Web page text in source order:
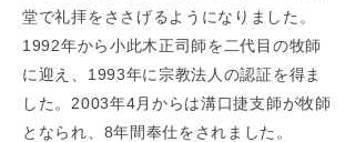
堂で礼拝をささげるようになりました。
1992年から小此木正司師を二代目の牧師
に迎え、1993年に宗教法人の認証を得ま
した。2003年4月からは溝口捷支師が牧師
となられ、8年間奉仕をされました。